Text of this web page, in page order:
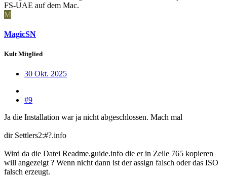
FS-UAE auf dem Mac.
M
MagicSN
Kult Mitglied
30 Okt. 2025
#9
Ja die Installation war ja nicht abgeschlossen. Mach mal
dir Settlers2:#?.info
Wird da die Datei Readme.guide.info die er in Zeile 765 kopieren
will angezeigt ? Wenn nicht dann ist der assign falsch oder das ISO
falsch erzeugt.